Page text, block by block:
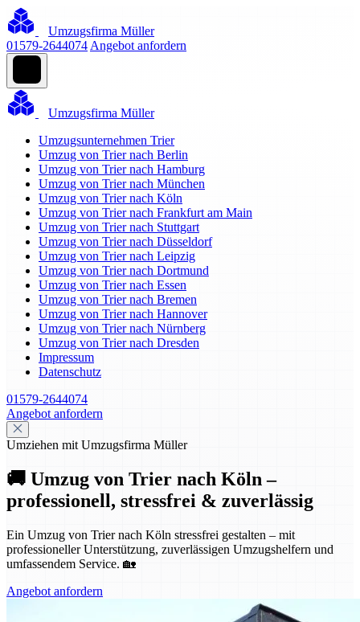
Umzugsfirma Müller
01579-2644074 Angebot anfordern
Umzugsfirma Müller
Umzugsunternehmen Trier
Umzug von Trier nach Berlin
Umzug von Trier nach Hamburg
Umzug von Trier nach München
Umzug von Trier nach Köln
Umzug von Trier nach Frankfurt am Main
Umzug von Trier nach Stuttgart
Umzug von Trier nach Düsseldorf
Umzug von Trier nach Leipzig
Umzug von Trier nach Dortmund
Umzug von Trier nach Essen
Umzug von Trier nach Bremen
Umzug von Trier nach Hannover
Umzug von Trier nach Nürnberg
Umzug von Trier nach Dresden
Impressum
Datenschutz
01579-2644074
Angebot anfordern
Umziehen mit Umzugsfirma Müller
🚚 Umzug von Trier nach Köln –
professionell, stressfrei & zuverlässig
Ein Umzug von Trier nach Köln stressfrei gestalten – mit
professioneller Unterstützung, zuverlässigen Umzugshelfern und
umfassendem Service. 🏡
Angebot anfordern